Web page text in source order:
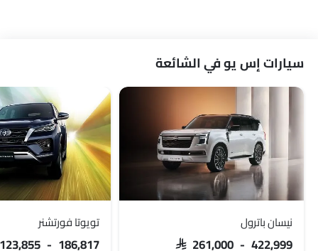
سيارات إس يو في الشائعة
نيسان باترول
SAR 261,000 - 422,999
تويوتا فورتشنر
123,855 - 186,817